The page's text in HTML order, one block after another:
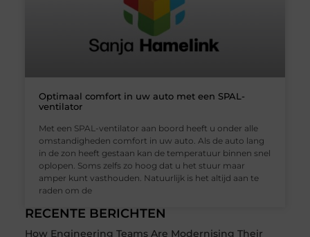
RECENTE BERICHTEN
How Engineering Teams Are Modernising Their
Optimaal comfort in uw auto met een SPAL-
ventilator
Met een SPAL-ventilator aan boord heeft u onder alle
omstandigheden comfort in uw auto. Als de auto lang
in de zon heeft gestaan kan de temperatuur binnen snel
oplopen. Soms zelfs zo hoog dat u het stuur maar
amper kunt vasthouden. Natuurlijk is het altijd aan te
raden om de